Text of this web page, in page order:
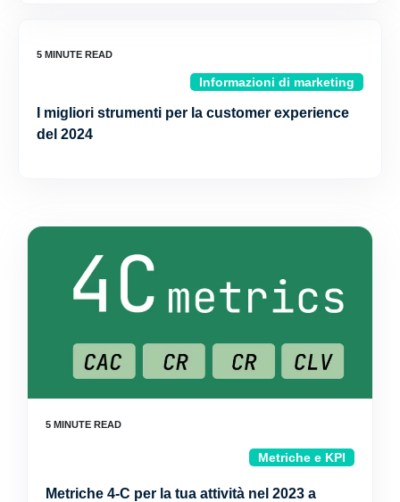
Informazioni di marketing
I migliori strumenti per la customer experience
del 2024
Metriche e KPI
Metriche 4-C per la tua attività nel 2023 a